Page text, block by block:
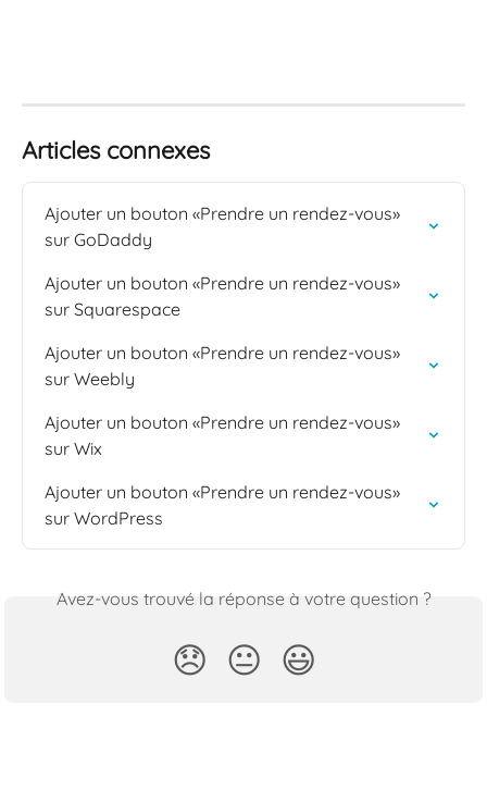
Articles connexes
Ajouter un bouton «Prendre un rendez-vous»
sur GoDaddy
Ajouter un bouton «Prendre un rendez-vous»
sur Squarespace
Ajouter un bouton «Prendre un rendez-vous»
sur Weebly
Ajouter un bouton «Prendre un rendez-vous»
sur Wix
Ajouter un bouton «Prendre un rendez-vous»
sur WordPress
Avez-vous trouvé la réponse à votre question ?
😞 😐 😃